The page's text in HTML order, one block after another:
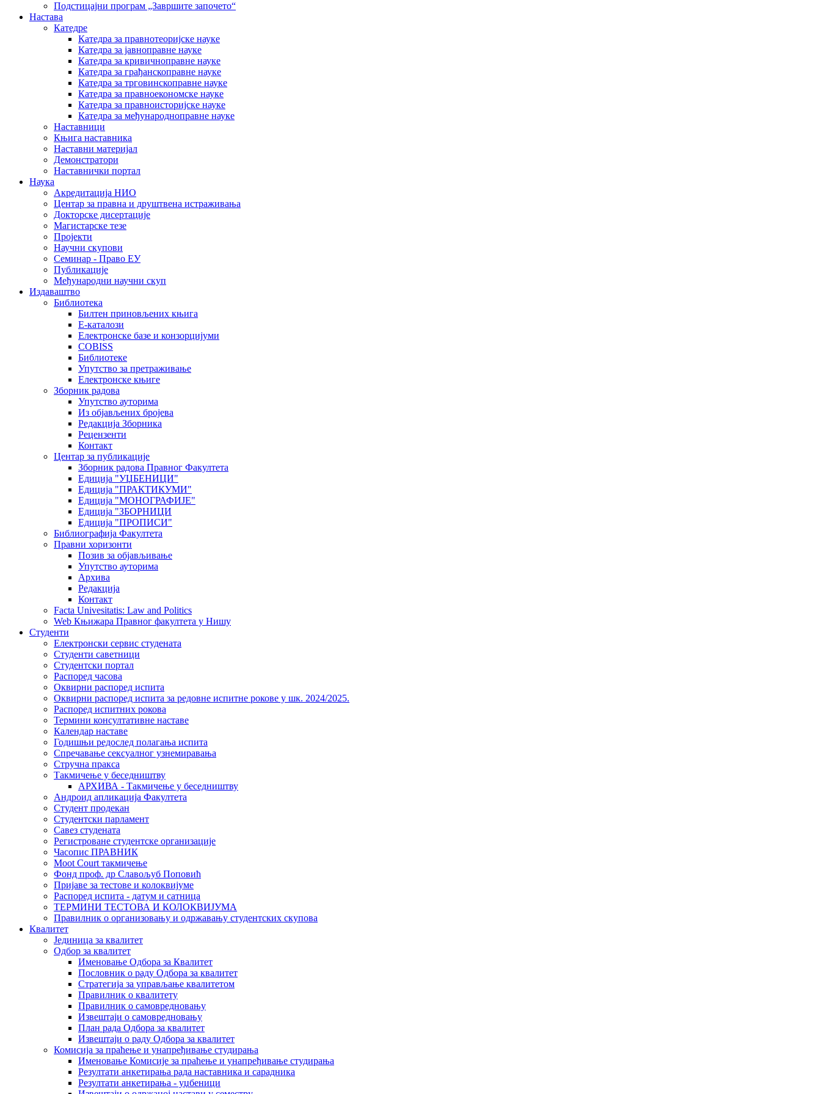
Подстицајни програм „Завршите започето“
Настава
Катедре
Катедра за правнотеоријске науке
Катедра за јавноправне науке
Катедра за кривичноправне науке
Катедра за грађанскоправне науке
Катедра за трговинскоправне науке
Катедра за правноекономске науке
Катедра за правноисторијске науке
Катедра за међународноправне науке
Наставници
Књига наставника
Наставни материјал
Демонстратори
Наставнички портал
Наука
Акредитација НИО
Центар за правна и друштвена истраживања
Докторске дисертације
Магистарске тезе
Пројекти
Научни скупови
Семинар - Право ЕУ
Публикације
Међународни научни скуп
Издаваштво
Библиотека
Билтен приновљених књига
Е-каталози
Електронске базе и конзорцијуми
COBISS
Библиотеке
Упутство за претраживање
Електронске књиге
Зборник радова
Упутство ауторима
Из објављених бројева
Редакција Зборника
Рецензенти
Контакт
Центар за публикације
Зборник радова Правног Факултета
Едиција "УЏБЕНИЦИ"
Едиција "ПРАКТИКУМИ"
Едиција "МОНОГРАФИЈЕ"
Едиција "ЗБОРНИЦИ
Едиција "ПРОПИСИ"
Библиографија Факултета
Правни хоризонти
Позив за објављивање
Упутство ауторима
Архива
Редакција
Контакт
Facta Univesitatis: Law and Politics
Web Књижара Правног факултета у Нишу
Студенти
Електронски сервис студената
Студенти саветници
Студентски портал
Распоред часова
Оквирни распоред испита
Оквирни распоред испита за редовне испитне рокове у шк. 2024/2025.
Распоред испитних рокова
Термини консултативне наставе
Календар наставе
Годишњи редослед полагања испита
Спречавање сексуалног узнемиравања
Стручна пракса
Такмичење у беседништву
АРХИВА - Такмичење у беседништву
Андроид апликација Факултета
Студент продекан
Студентски парламент
Савез студената
Регистроване студентске организације
Часопис ПРАВНИК
Moot Court такмичење
Фонд проф. др Славољуб Поповић
Пријаве за тестове и колоквијуме
Распоред испита - датум и сатница
ТЕРМИНИ ТЕСТОВА И КОЛОКВИЈУМА
Правилник о организовању и одржавању студентских скупова
Квалитет
Јединица за квалитет
Одбор за квалитет
Именовање Одбора за Квалитет
Пословник о раду Одбора за квалитет
Стратегија за управљање квалитетом
Правилник о квалитету
Правилник о самовредновању
Извештаји о самовредновању
План рада Одбора за квалитет
Извештаји о раду Одбора за квалитет
Комисија за праћење и унапређивање студирања
Именовање Комисије за праћење и унапређивање студирања
Резултати анкетирања рада наставника и сарадника
Резултати анкетирања - уџбеници